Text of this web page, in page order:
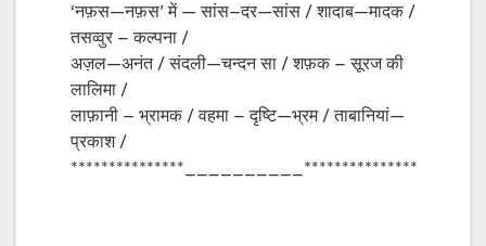
‘नफ़स—नफ़स’ में — सांस–दर—सांस / शादाब—मादक /
तसव्वुर – कल्पना /
अज़ल—अनंत / संदली—चन्दन सा / शफ़क – सूरज की
लालिमा /
लाफ़ानी – भ्रामक / वहमा – दृष्टि—भ्रम / ताबानियां—
प्रकाश /
***************__________***************